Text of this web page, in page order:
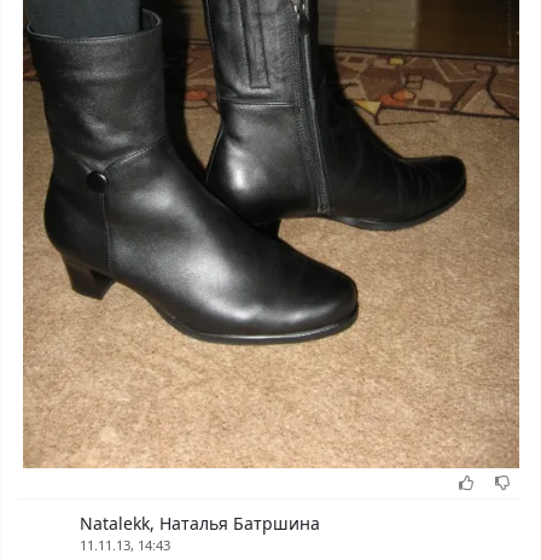
Natalekk, Наталья Батршина
11.11.13, 14:43